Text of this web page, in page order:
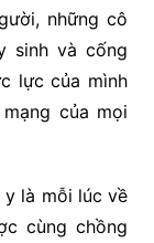
những cô
sinh và cống
lực của mình
của mọi
y là mỗi lúc về
cùng chồng